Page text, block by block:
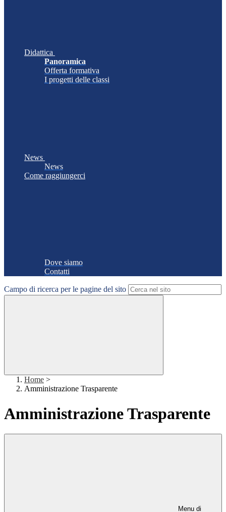
Didattica
Panoramica
Offerta formativa
I progetti delle classi
News
News
Come raggiungerci
Dove siamo
Contatti
Campo di ricerca per le pagine del sito
Home >
Amministrazione Trasparente
Amministrazione Trasparente
Menu di